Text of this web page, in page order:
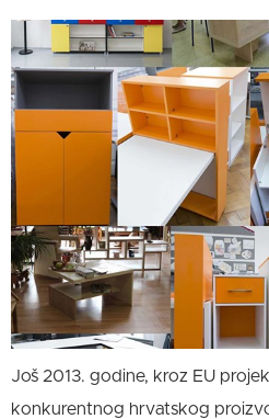
Još 2013. godine, kroz EU
konkurentnog hrvatskog